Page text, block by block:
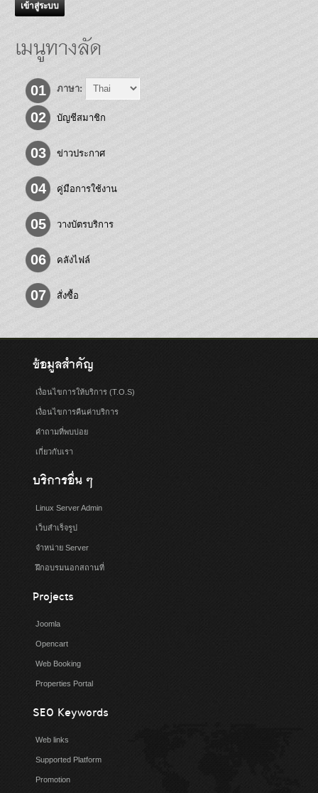
เมนูทางลัด
01 ภาษา:
02 บัญชีสมาชิก
03 ข่าวประกาศ
04 คู่มือการใช้งาน
05 วางบัตรบริการ
06 คลังไฟล์
07 สั่งซื้อ
ข้อมูลสำคัญ
เงื่อนไขการให้บริการ (T.O.S)
เงื่อนไขการคืนค่าบริการ
คำถามที่พบบ่อย
เกี่ยวกับเรา
บริการอื่น ๆ
Linux Server Admin
เว็บสำเร็จรูป
จำหน่าย Server
ฝึกอบรมนอกสถานที่
Projects
Joomla
Opencart
Web Booking
Properties Portal
SEO Keywords
Web links
Supported Platform
Promotion